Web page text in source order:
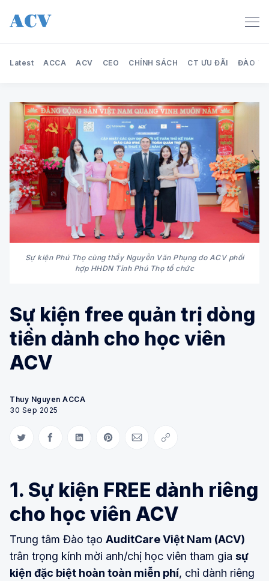
Search Audit Care Việt Nam
Latest ACCA ACV CEO CHÍNH SÁCH CT ƯU ĐÃI ĐÀO
Sự kiện Phú Thọ cùng thầy Nguyễn Văn Phụng do ACV phối
hợp HHDN Tỉnh Phú Thọ tổ chức
Sự kiện free quản trị dòng
tiền dành cho học viên
ACV
Thuy Nguyen ACCA
30 Sep 2025
Share on Twitter
Share on Facebook
Share on LinkedIn
Share on Pinterest
Share via Email
Copy link
1. Sự kiện FREE dành riêng
cho học viên ACV
Trung tâm Đào tạo AuditCare Việt Nam (ACV)
trân trọng kính mời anh/chị học viên tham gia sự
kiện đặc biệt hoàn toàn miễn phí, chỉ dành riêng